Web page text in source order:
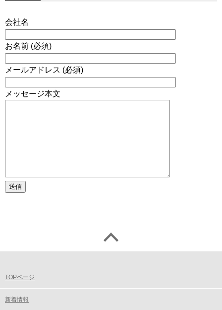
会社名
お名前 (必須)
メールアドレス (必須)
メッセージ本文
TOPページ
新着情報